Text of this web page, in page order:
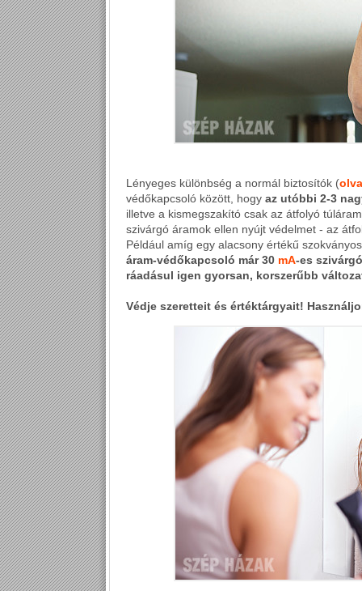
Lényeges különbség a normál biztosítók (
védőkapcsoló között, hogy az utóbbi 2-3
illetve a kismegszakító csak az átfolyó
szivárgó áramok ellen nyújt védelmet - az
Például amíg egy alacsony értékű
áram-védőkapcsoló már 30 mA-es
ráadásul igen gyorsan, korszerűbb
Védje szeretteit és értéktárgyait!